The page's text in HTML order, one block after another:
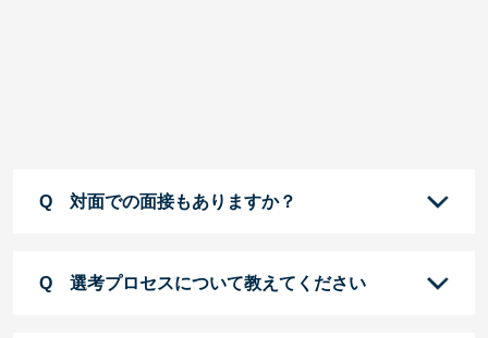
対面での面接もありますか？
選考プロセスについて教えてください